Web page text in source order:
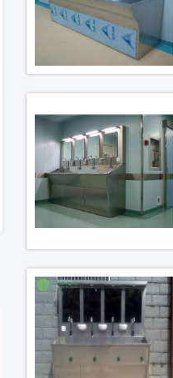
Durchlauf des Reinraum-SS201
den Kasten besonders angefertigt
Laborkrankenhaus
Erhalten Sie besten Preis